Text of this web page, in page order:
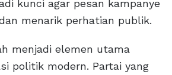
kunci agar pesan kampanye
menarik perhatian publik.
menjadi elemen utama
politik modern. Partai yang